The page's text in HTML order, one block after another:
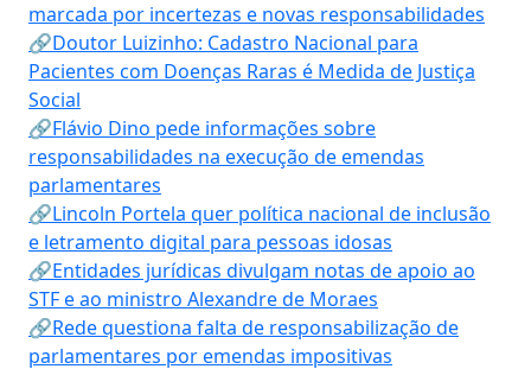
marcada por incertezas e novas responsabilidades
🔗Doutor Luizinho: Cadastro Nacional para
Pacientes com Doenças Raras é Medida de Justiça
Social
🔗Flávio Dino pede informações sobre
responsabilidades na execução de emendas
parlamentares
🔗Lincoln Portela quer política nacional de inclusão
e letramento digital para pessoas idosas
🔗Entidades jurídicas divulgam notas de apoio ao
STF e ao ministro Alexandre de Moraes
🔗Rede questiona falta de responsabilização de
parlamentares por emendas impositivas